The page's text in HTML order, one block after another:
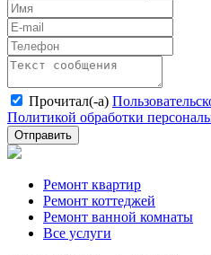
Прочитал(-а)
Политикой обработки
Отправить
Ремонт квартир
Ремонт коттеджей
Ремонт ванной комнаты
Все услуги